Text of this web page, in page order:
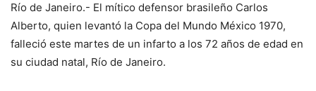
Río de Janeiro.- El mítico defensor brasileño Carlos
Alberto, quien levantó la Copa del Mundo México 1970,
falleció este martes de un infarto a los 72 años de edad en
su ciudad natal, Río de Janeiro.